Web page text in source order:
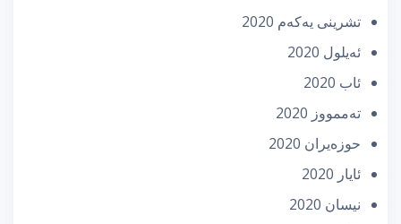
تشرینی یه‌كه‌م 2020
ئه‌یلول 2020
ئاب 2020
تەممووز 2020
حوزه‌یران 2020
ئایار 2020
نیسان 2020